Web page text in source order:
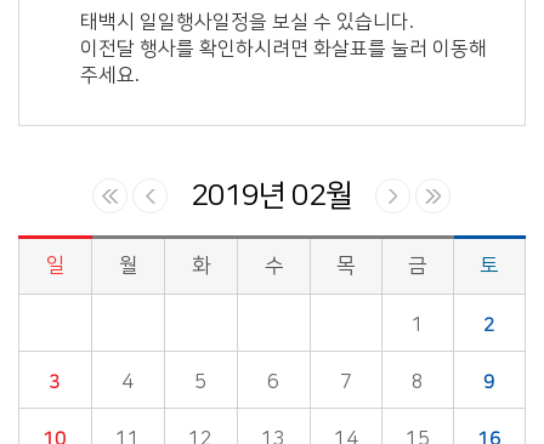
태백시 일일행사일정을 보실 수 있습니다.
이전달 행사를 확인하시려면 화살표를 눌러 이동해
주세요.
2019년 02월
시정소식>시정 캘린더 게시판의 (2019년 02월) 달력형태로 일정명, 일정내용을 제공합니다.
일 월 화 수 목 금 토
1 2
3 4 5 6 7 8 9
10 11 12 13 14 15 16